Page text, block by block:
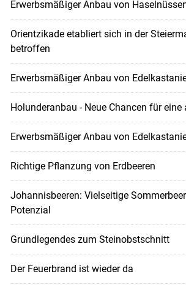
Erwerbsmäßiger Anbau von
Orientzikade etabliert sich in der
betroffen
Erwerbsmäßiger Anbau von
Holunderanbau - Neue Chancen für eine
Erwerbsmäßiger Anbau von
Richtige Pflanzung von Erdbeeren
Johannisbeeren: Vielseitige
Potenzial
Grundlegendes zum Steinobstschnitt
Der Feuerbrand ist wieder da